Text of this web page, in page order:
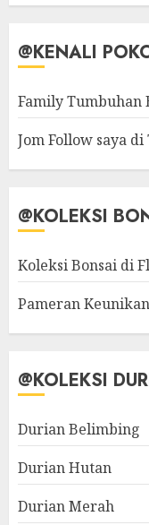
@KENALI
Family Tumbuhan
Jom Follow saya
@KOLEKSI
Koleksi Bonsai di
Pameran
@KOLEKSI
Durian Belimbing
Durian Hutan
Durian Merah